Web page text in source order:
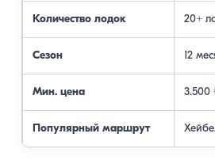
Количество лодок 20+
Сезон 12
Мин. цена 3.500
Популярный маршрут